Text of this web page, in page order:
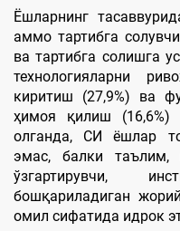
Ёшларнинг
аммо тартибга
ва тартибга солишга
технологияларни
киритиш (27,9%) ва
ҳимоя қилиш (16,6%)
олганда, СИ ёшлар
эмас, балки таълим,
ўзгартирувчи,
бошқариладиган
омил сифатида идрок